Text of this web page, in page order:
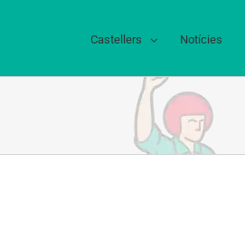
Castellers Notícies